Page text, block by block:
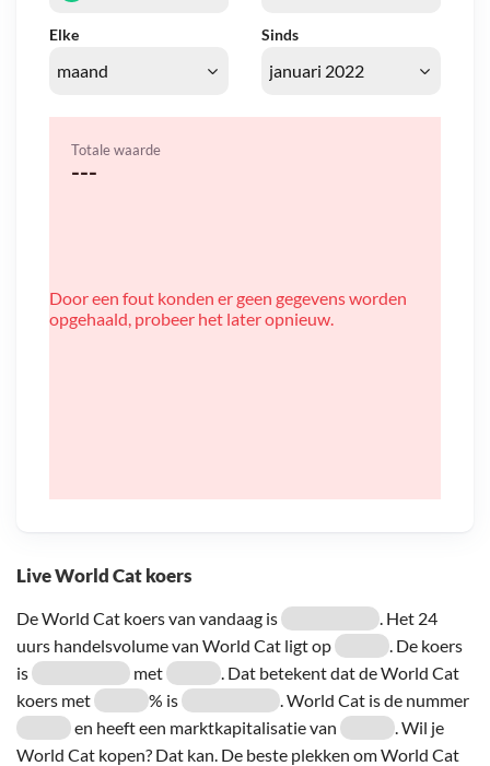
Live World Cat koers
De World Cat koers van vandaag is
. Het 24
uurs handelsvolume van World Cat ligt op
. De koers
is
met
. Dat betekent dat de World Cat
koers met
% is
. World Cat is de nummer
en heeft een marktkapitalisatie van
. Wil je
World Cat kopen? Dat kan. De beste plekken om World Cat
Elke Sinds
Totale waarde
---
Door een fout konden er geen gegevens worden
opgehaald, probeer het later opnieuw.